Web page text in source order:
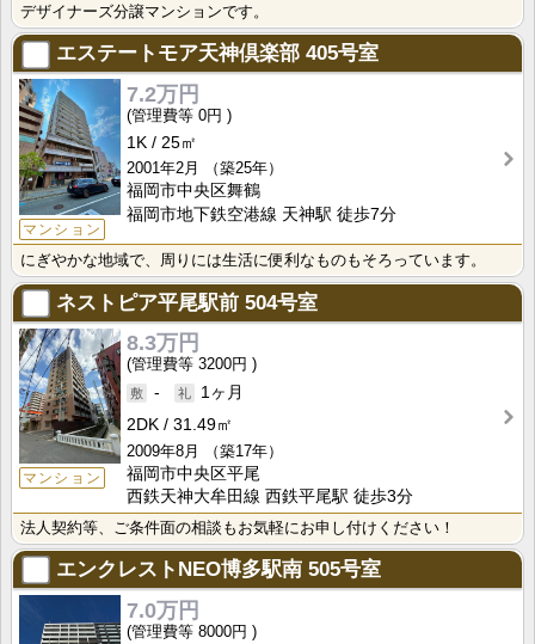
デザイナーズ分譲マンションです。
エステートモア天神倶楽部 405号室
マンション
7.2万円
0円
1K
25㎡
2001年2月
（築25年）
福岡市中央区舞鶴
福岡市地下鉄空港線 天神駅 徒歩7分
にぎやかな地域で、周りには生活に便利なものもそろっています。
ネストピア平尾駅前 504号室
マンション
8.3万円
3200円
-
1ヶ月
2DK
31.49㎡
2009年8月
（築17年）
福岡市中央区平尾
西鉄天神大牟田線 西鉄平尾駅 徒歩3分
法人契約等、ご条件面の相談もお気軽にお申し付けください！
エンクレストNEO博多駅南 505号室
7.0万円
8000円